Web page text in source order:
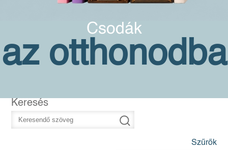
Csodák
az otthonodba
Keresés
Szűrők